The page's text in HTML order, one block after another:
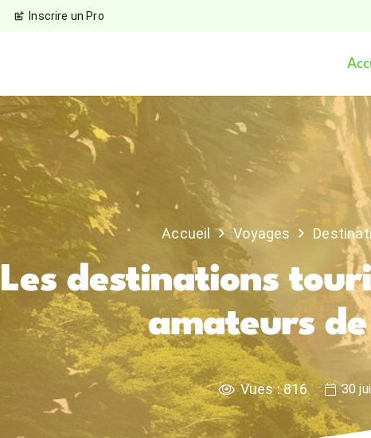
post_add Inscrire un Pro
Accueil Voyages
Les destinations
amateurs
Vues :816 30